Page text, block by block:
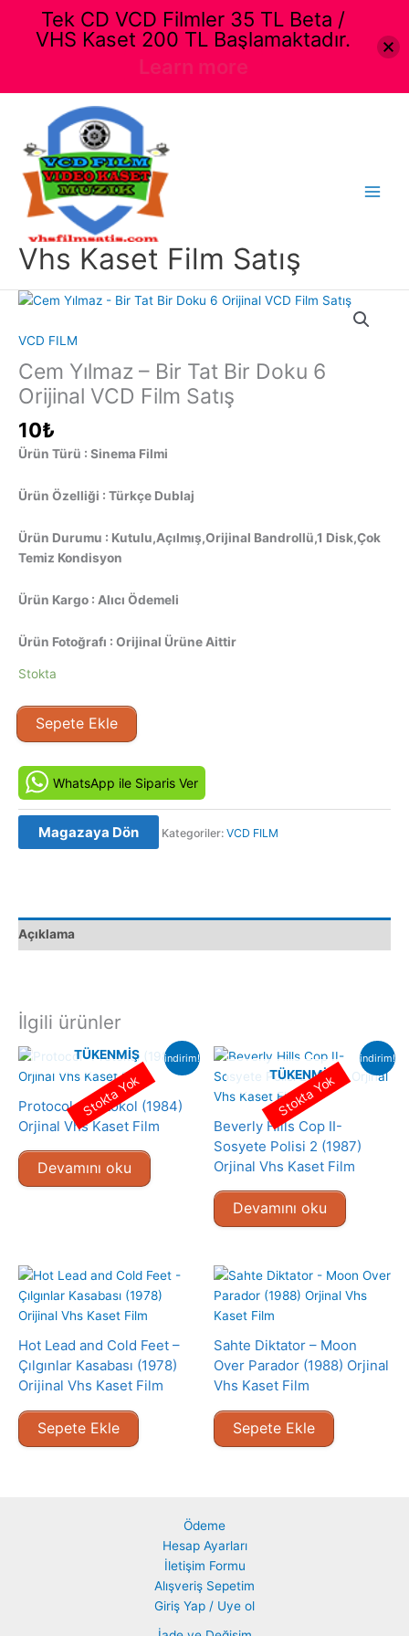
Vhs Kaset Film Satış
VCD FILM
Cem Yılmaz – Bir Tat Bir Doku 6
Orijinal VCD Film Satış
10₺
Ürün Türü : Sinema Filmi
Ürün Özelliği : Türkçe Dublaj
Ürün Durumu : Kutulu,Açılmış,Orijinal Bandrollü,1 Disk,Çok
Temiz Kondisyon
Ürün Kargo : Alıcı Ödemeli
Ürün Fotoğrafı : Orijinal Ürüne Aittir
Stokta
Cem
Yılmaz
Bir
Tat
Bir
Doku
Film
Satış
Sepete Ekle
WhatsApp ile Siparis Ver
Magazaya Dön Kategoriler: VCD FILM
Açıklama
İlgili ürünler
indirim!
TÜKENMIŞ
Protocol- Protokol (1984)
Orjinal Vhs Kaset Film
Devamını oku
Stokta Yok
indirim!
TÜKENMIŞ
Beverly Hills Cop II-
Sosyete Polisi 2 (1987)
Orjinal Vhs Kaset Film
Devamını oku
Stokta Yok
Hot Lead and Cold Feet –
Çılgınlar Kasabası (1978)
Orijinal Vhs Kaset Film
Sepete Ekle
Sahte Diktator – Moon
Over Parador (1988) Orjinal
Vhs Kaset Film
Sepete Ekle
Ödeme
Hesap Ayarları
İletişim Formu
Alışveriş Sepetim
Giriş Yap / Uye ol
Tek CD VCD Filmler 35 TL Beta /
VHS Kaset 200 TL Başlamaktadır.
Learn more